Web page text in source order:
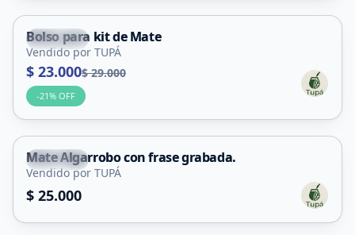
Capital
Bolso para kit de Mate
Vendido por TUPÁ
$ 23.000$ 29.000
-21% OFF
Capital
Mate Algarrobo con frase grabada.
Vendido por TUPÁ
$ 25.000